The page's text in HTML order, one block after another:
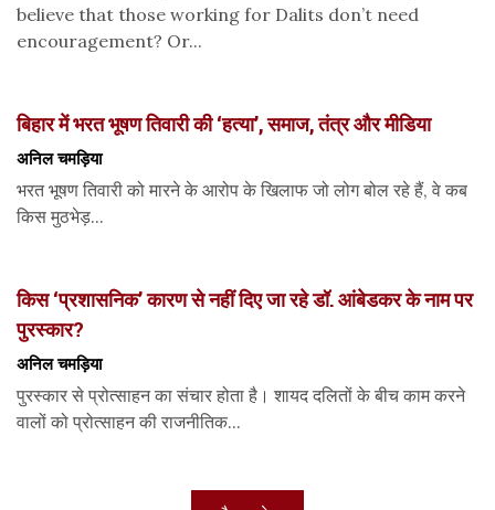
believe that those working for Dalits don’t need
encouragement? Or...
बिहार में भरत भूषण तिवारी की ‘हत्या’, समाज, तंत्र और मीडिया
अनिल चमड़िया
भरत भूषण तिवारी को मारने के आरोप के खिलाफ जो लोग बोल रहे हैं, वे कब
किस मुठभेड़...
किस ‘प्रशासनिक’ कारण से नहीं दिए जा रहे डॉ. आंबेडकर के नाम पर
पुरस्कार?
अनिल चमड़िया
पुरस्कार से प्रोत्साहन का संचार होता है। शायद दलितों के बीच काम करने
वालों को प्रोत्साहन की राजनीतिक...